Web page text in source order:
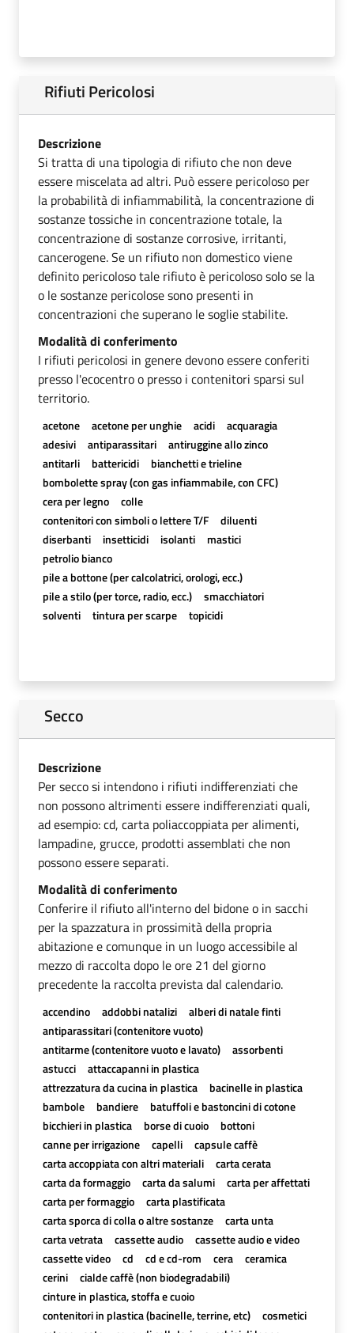
Rifiuti Pericolosi
Descrizione
Si tratta di una tipologia di rifiuto che non deve
essere miscelata ad altri. Può essere pericoloso per
la probabilità di infiammabilità, la concentrazione di
sostanze tossiche in concentrazione totale, la
concentrazione di sostanze corrosive, irritanti,
cancerogene. Se un rifiuto non domestico viene
definito pericoloso tale rifiuto è pericoloso solo se la
o le sostanze pericolose sono presenti in
concentrazioni che superano le soglie stabilite.
Modalità di conferimento
I rifiuti pericolosi in genere devono essere conferiti
presso l'ecocentro o presso i contenitori sparsi sul
territorio.
acetone acetone per unghie acidi
acquaragia
adesivi
antiparassitari
antiruggine allo zinco
antitarli
battericidi
bianchetti e trieline
bombolette spray (con gas infiammabile, con CFC)
cera per legno
colle
contenitori con simboli o lettere T/F
diluenti
diserbanti
insetticidi isolanti
mastici
petrolio bianco
pile a bottone (per calcolatrici, orologi, ecc.)
pile a stilo (per torce, radio, ecc.)
smacchiatori
solventi
tintura per scarpe topicidi
Secco
Descrizione
Per secco si intendono i rifiuti indifferenziati che
non possono altrimenti essere indifferenziati quali,
ad esempio: cd, carta poliaccoppiata per alimenti,
lampadine, grucce, prodotti assemblati che non
possono essere separati.
Modalità di conferimento
Conferire il rifiuto all'interno del bidone o in sacchi
per la spazzatura in prossimità della propria
abitazione e comunque in un luogo accessibile al
mezzo di raccolta dopo le ore 21 del giorno
precedente la raccolta prevista dal calendario.
accendino addobbi natalizi
alberi di natale finti
antiparassitari (contenitore vuoto)
antitarme (contenitore vuoto e lavato)
assorbenti
astucci
attaccapanni in plastica
attrezzatura da cucina in plastica
bacinelle in plastica
bambole
bandiere
batuffoli e bastoncini di cotone
bicchieri in plastica
borse di cuoio
bottoni
canne per irrigazione
capelli
capsule caffè
carta accoppiata con altri materiali
carta cerata
carta da formaggio
carta da salumi
carta per affettati
carta per formaggio
carta plastificata
carta sporca di colla o altre sostanze
carta unta
carta vetrata
cassette audio
cassette audio e video
cassette video
cd cd e cd-rom cera
ceramica
cerini
cialde caffè (non biodegradabili)
cinture in plastica, stoffa e cuoio
contenitori in plastica (bacinelle, terrine, etc)
cosmetici